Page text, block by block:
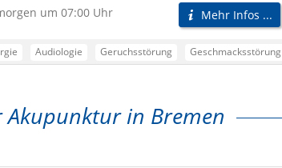
um 07:00 Uhr Mehr Infos ...
Audiologie Geruchsstörung
Geschmacksstörung
Akupunktur in Bremen